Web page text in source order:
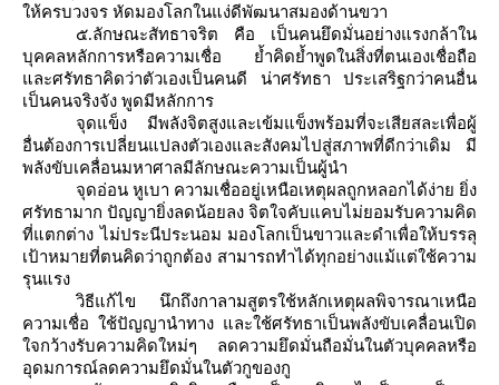
ห้ครบวงจร หัดมองโลกในแง่ดีพัฒนาสมองด้านขวา
๕.ลักษณะสัทธาจริต คือ เป็นคนยึดมั่นอย่างแรงกล้าใน
บุคคลหลักการหรือความเชื่อ ย้ำคิดย้ำพูดในสิ่งที่ตนเองเชื่อถือ
ละศรัทธาคิดว่าตัวเองเป็นคนดี น่าศรัทธา ประเสริฐกว่าคนอื่น
เป็นคนจริงจัง พูดมีหลักการ
จุดแข็ง มีพลังจิตสูงและเข้มแข็งพร้อมที่จะเสียสละเพื่อผู้
อื่นต้องการเปลี่ยนแปลงตัวเองและสังคมไปสู่สภาพที่ดีกว่าเดิม มี
พลังขับเคลื่อนมหาศาลมีลักษณะความเป็นผู้นำ
จุดอ่อน หูเบา ความเชื่ออยู่เหนือเหตุผลถูกหลอกได้ง่าย ยิ่ง
ศรัทธามาก ปัญญายิ่งลดน้อยลง จิตใจคับแคบไม่ยอมรับความคิด
ที่แตกต่าง ไม่ประนีประนอม มองโลกเป็นขาวและดำเพื่อให้บรรลุ
เป้าหมายที่ตนคิดว่าถูกต้อง สามารถทำได้ทุกอย่างแม้แต่ใช้ความ
รุนแรง
วิธีแก้ไข นึกถึงกาลามสูตรใช้หลักเหตุผลพิจารณาเหนือ
ความเชื่อ ใช้ปัญญานำทาง และใช้ศรัทธาเป็นพลังขับเคลื่อนเปิด
จกว้างรับความคิดใหม่ๆ ลดความยึดมั่นถือมั่นในตัวบุคคลหรือ
อุดมการณ์ลดความยึดมั่นในตัวกูของกู